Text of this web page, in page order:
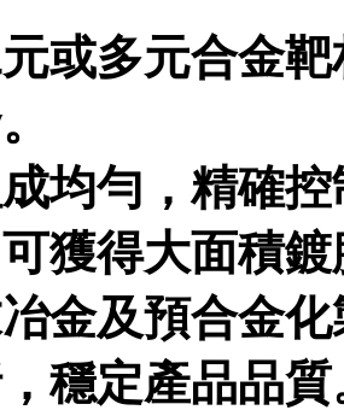
或多元合金
均勻，精確
獲得大面積
金及預合金
穩定產品品質